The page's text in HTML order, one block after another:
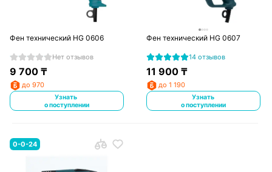
Фен технический HG 0606
Нет отзывов
9 700₸
до 970
Узнать
о поступлении
Фен технический HG 0607
14 отзывов
11 900 ₸
до 1 190
Узнать
о поступлении
0-0-24